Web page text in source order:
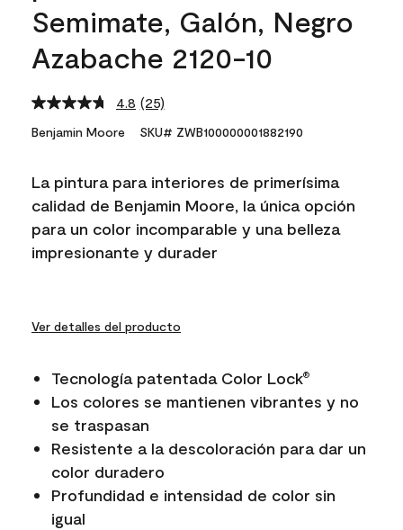
Semimate, Galón, Negro
Azabache 2120-10
4.8 Read
25
Reviews.
link.
(25)
Benjamin Moore SKU# ZWB100000001882190
La pintura para interiores de primerísima
calidad de Benjamin Moore, la única opción
para un color incomparable y una belleza
impresionante y durader
Ver detalles del producto
Tecnología patentada Color Lock®
Los colores se mantienen vibrantes y no
se traspasan
Resistente a la descoloración para dar un
color duradero
Profundidad e intensidad de color sin
igual